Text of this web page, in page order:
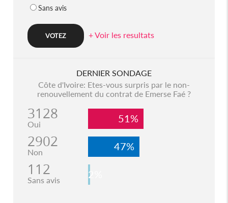
Sans avis
+ Voir les resultats
DERNIER SONDAGE
Côte d'Ivoire: Etes-vous surpris par le non-
renouvellement du contrat de Emerse Faé ?
3128
Oui 51%
2902
Non 47%
112
Sans avis 2%